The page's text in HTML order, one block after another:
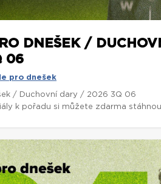
DNEŠEK /
06
pro dnešek
/ Duchovní dary / 2026 3Q 06
k pořadu si můžete zdarma